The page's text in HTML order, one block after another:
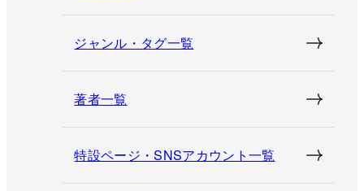
ジャンル・タグ一覧
著者一覧
特設ページ・SNSアカウント一覧